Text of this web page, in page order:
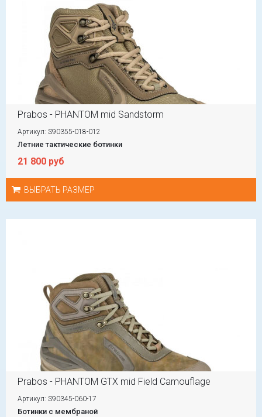
Prabos - PHANTOM mid Sandstorm
Артикул: S90355-018-012
Летние тактические ботинки
21 800 руб
ВЫБРАТЬ РАЗМЕР
Prabos - PHANTOM GTX mid Field Camouflage
Артикул: S90345-060-17
Ботинки с мембраной